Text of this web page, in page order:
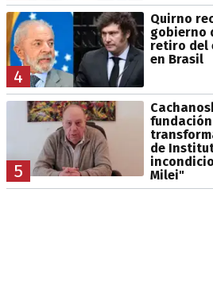
4
Quirno
gobierno
retiro del
en Brasil
5
de
Milei"